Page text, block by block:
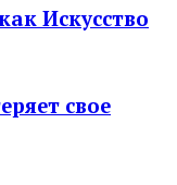
Искусство
свое